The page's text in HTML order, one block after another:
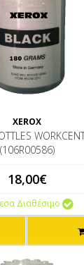
XEROX
(106R00586)
18,00€
Διαθέσιμο